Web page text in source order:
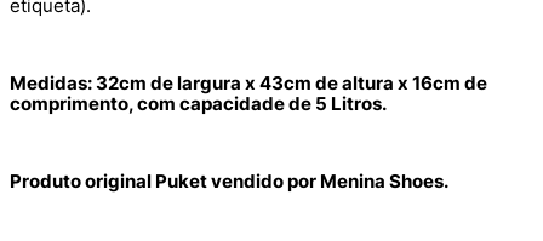
etiqueta).
Medidas: 32cm de largura x 43cm de altura x 16cm de
comprimento, com capacidade de 5 Litros.
Produto original Puket vendido por Menina Shoes.